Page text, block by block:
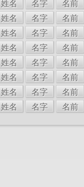
姓名 名字 名前
姓名 名字 名前
姓名 名字 名前
姓名 名字 名前
姓名 名字 名前
姓名 名字 名前
姓名 名字 名前
姓名 名字 名前